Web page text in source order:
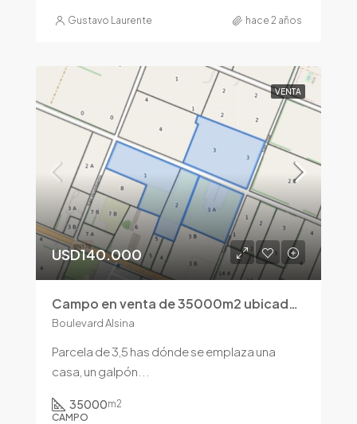
Gustavo Laurente hace 2 años
VENTA
USD140.000
Campo en venta de 35000m2 ubicado en Pergamino
Boulevard Alsina
Parcela de 3,5 has dónde se emplaza una
casa, un galpón...
35000m2
CAMPO